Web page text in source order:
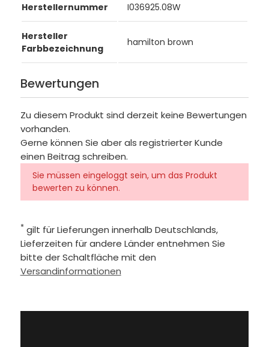
Herstellernummer I036925.08W
Hersteller
Farbbezeichnung
hamilton brown
Bewertungen
Zu diesem Produkt sind derzeit keine Bewertungen
vorhanden.
Gerne können Sie aber als registrierter Kunde
einen Beitrag schreiben.
Sie müssen eingeloggt sein, um das Produkt
bewerten zu können.
* gilt für Lieferungen innerhalb Deutschlands,
Lieferzeiten für andere Länder entnehmen Sie
bitte der Schaltfläche mit den
Versandinformationen